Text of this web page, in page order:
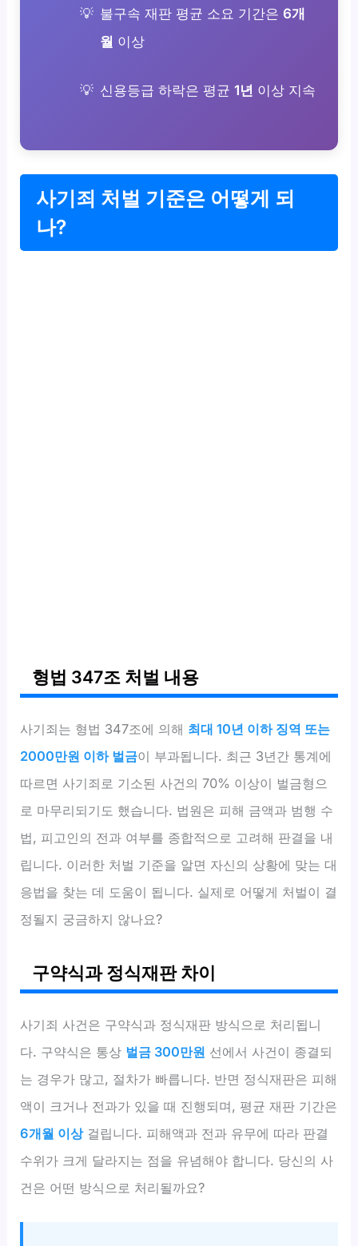
불구속 재판 평균 소요 기간은 6개
월 이상
신용등급 하락은 평균 1년 이상 지속
사기죄 처벌 기준은 어떻게 되
나?
형법 347조 처벌 내용
사기죄는 형법 347조에 의해 최대 10년 이하 징역 또는
2000만원 이하 벌금이 부과됩니다. 최근 3년간 통계에
따르면 사기죄로 기소된 사건의 70% 이상이 벌금형으
로 마무리되기도 했습니다. 법원은 피해 금액과 범행 수
법, 피고인의 전과 여부를 종합적으로 고려해 판결을 내
립니다. 이러한 처벌 기준을 알면 자신의 상황에 맞는 대
응법을 찾는 데 도움이 됩니다. 실제로 어떻게 처벌이 결
정될지 궁금하지 않나요?
구약식과 정식재판 차이
사기죄 사건은 구약식과 정식재판 방식으로 처리됩니
다. 구약식은 통상 벌금 300만원 선에서 사건이 종결되
는 경우가 많고, 절차가 빠릅니다. 반면 정식재판은 피해
액이 크거나 전과가 있을 때 진행되며, 평균 재판 기간은
6개월 이상걸립니다. 피해액과 전과 유무에 따라 판결
수위가 크게 달라지는 점을 유념해야 합니다. 당신의 사
건은 어떤 방식으로 처리될까요?